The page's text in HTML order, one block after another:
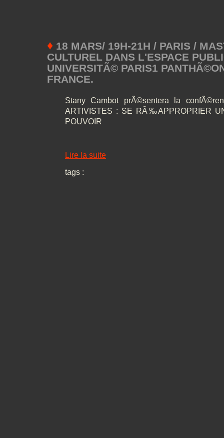
♦ 18 MARS/ 19H-21H / PARIS /
CULTUREL DANS L'ESPACE
UNIVERSITÃ© PARIS1
FRANCE.
Stany Cambot prÃ©sentera la
ARTIVISTES : SE RÃ‰APPROPRIER
POUVOIR
Lire la suite
tags :